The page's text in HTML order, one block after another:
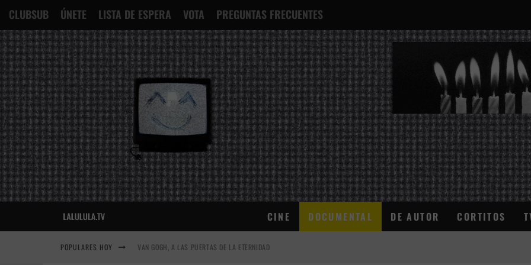
CLUBSUB ÚNETE LISTA DE ESPERA VOTA PREGUNTAS FRECUENTES
¿QUÉ ES ESTO?
CINE DOCUMENTAL DE AUTOR CORTITOS
POPULARES HOY VAN GOGH, A LAS PUERTAS DE LA ETERNIDAD